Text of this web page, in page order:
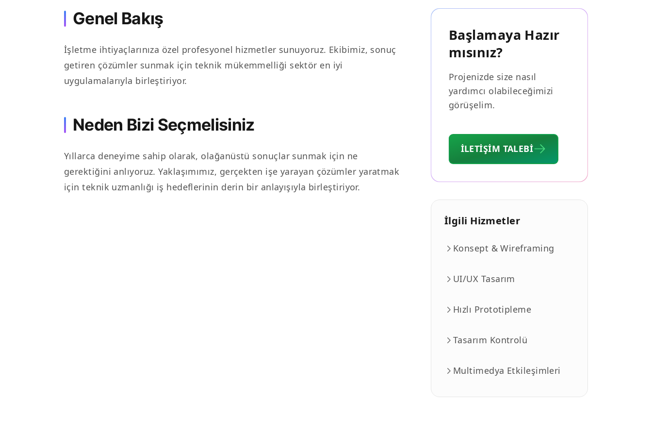
Genel Bakış
İşletme ihtiyaçlarınıza özel profesyonel hizmetler sunuyoruz. Ekibimiz, sonuç
getiren çözümler sunmak için teknik mükemmelliği sektör en iyi
uygulamalarıyla birleştiriyor.
Neden Bizi Seçmelisiniz
Yıllarca deneyime sahip olarak, olağanüstü sonuçlar sunmak için ne
gerektiğini anlıyoruz. Yaklaşımımız, gerçekten işe yarayan çözümler yaratmak
için teknik uzmanlığı iş hedeflerinin derin bir anlayışıyla birleştiriyor.
Başlamaya Hazır
mısınız?
Projenizde size nasıl
yardımcı olabileceğimizi
görüşelim.
İLETIŞIM TALEBI
İlgili Hizmetler
Konsept & Wireframing
UI/UX Tasarım
Hızlı Prototipleme
Tasarım Kontrolü
Multimedya Etkileşimleri